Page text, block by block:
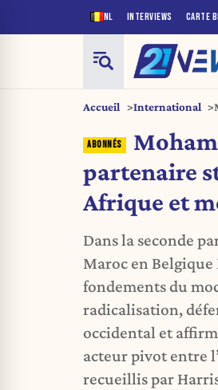
NL INTERVIEWS CARTE
Accueil International
partenaire
Afrique et
Dans la seconde
Maroc en
fondements du
radicalisation,
occidental et
acteur pivot entre
recueillis par